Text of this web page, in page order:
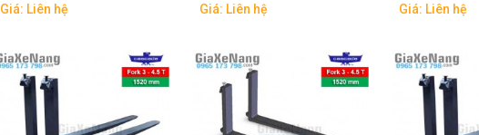
Giá: Liên hệ Giá: Liên hệ Giá: Liên hệ